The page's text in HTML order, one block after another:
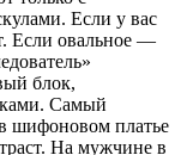
Если у вас
Если овальное —
блок,
Самый
шифоновом платье
На мужчине в